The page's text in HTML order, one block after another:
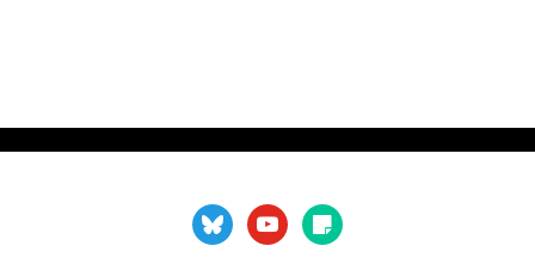
blueskyyoutubesticky-